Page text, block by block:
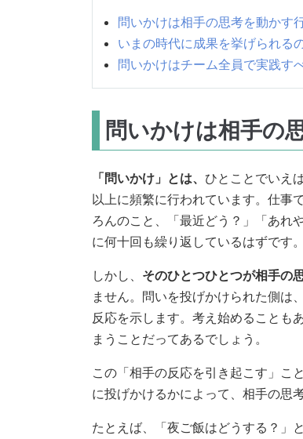
問いかけは相手の思考を動かす
いまの時代に成果を挙げられる
問いかけはチーム全員で実践す
問いかけは相手の
「問いかけ」とは、 ひとことでいえ
以上に頻繁に行われています。仕事
ろんのこと、「最近どう？」「あれ
に何十回も繰り返しているはずです。
しかし、 そのひとつひとつが相手の
ません。問いを投げかけられた側は
反応を示します。考え始めることも
まうことだってあるでしょう。
この「相手の反応を引き起こす」こ
に投げかけるかによって、相手の思
たとえば、「夜ご飯はどうする？」